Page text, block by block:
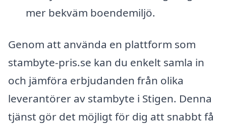
mer bekväm boendemiljö.
Genom att använda en plattform som
stambyte-pris.se kan du enkelt samla in
och jämföra erbjudanden från olika
leverantörer av stambyte i Stigen. Denna
tjänst gör det möjligt för dig att snabbt få